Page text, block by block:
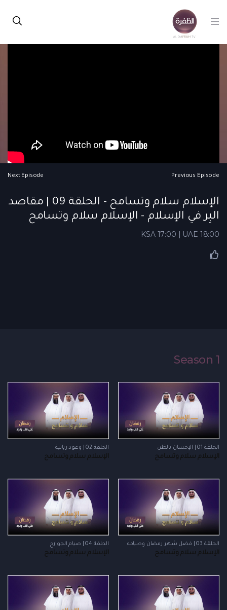
Previous Episode
Next Episode
الإسلام سلام وتسامح - الحلقة 09 | مقاصد
البِر في الإسلام - الإسلام سلام وتسامح
KSA 17:00 | UAE 18:00
Season 1
الحلقة 01 | الإحسان بالظن
الإسلام سلام وتسامح
الحلقة 02 | وعود ربانية
الإسلام سلام وتسامح
الحلقة 03 | فضل شهر رمضان وصيامه
الإسلام سلام وتسامح
الحلقة 04 | صيام الجوارح
الإسلام سلام وتسامح